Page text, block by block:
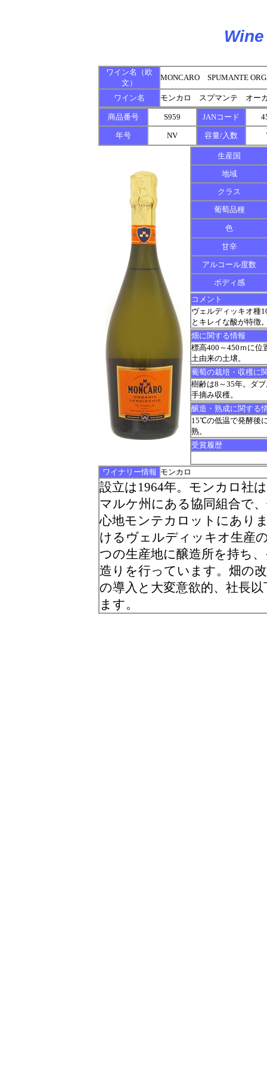
ワイン名（欧
文）
MONCARO SPUMANTE
ワイン名 モンカロ スプマンテ オー
商品番号 S959 JANコード
年号 NV 容量/入数
生産国
地域
クラス
葡萄品種
色
甘辛
アルコール度数
ボディ感
コメント
ヴェルディッキオ種
とキレイな酸が特徴
畑に関する情報
標高400～450ｍに位
土由来の土壌。
葡萄の栽培・収穫に
樹齢は8～35年。ダ
手摘み収穫。
醸造・熟成に関する
15℃の低温で発酵後
熟。
受賞履歴
ワイナリー情報 モンカロ
設立は1964年。モンカロ社
マルケ州にある協同組合で
心地モンテカロットにあり
けるヴェルディッキオ生産
つの生産地に醸造所を持ち
造りを行っています。畑の
の導入と大変意欲的、社長
ます。